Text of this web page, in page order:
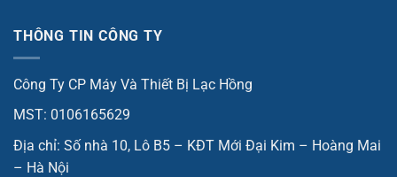
THÔNG TIN CÔNG TY
Công Ty CP Máy Và Thiết Bị Lạc Hồng
MST: 0106165629
Địa chỉ: Số nhà 10, Lô B5 – KĐT Mới Đại Kim – Hoàng Mai
– Hà Nội